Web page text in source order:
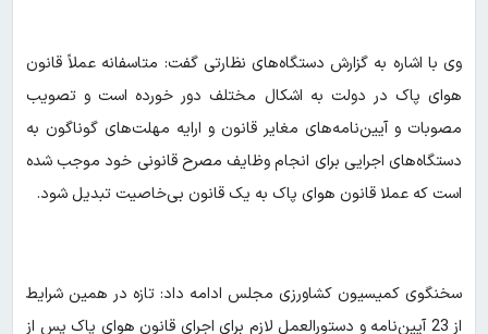
وی با اشاره به گزارش دستگاه‌های نظارتی گفت: متاسفانه عملاً قانون
هوای پاک در دولت به اشکال مختلف دور خورده است و تصویب
مصوبات و آیین‌نامه‌های مغایر قانون و ارایه مهلت‌های گوناگون به
دستگاه‌های اجرایی برای انجام وظایف مصرح قانونی خود موجب شده
است که عملا قانون هوای پاک به یک قانون بی‌خاصیت تبدیل شود.
سخنگوی کمیسیون کشاورزی مجلس ادامه داد: تازه در همین شرایط
از 23 آیین‌نامه و دستورالعمل لازم برای اجرای قانون هوای پاک پس از